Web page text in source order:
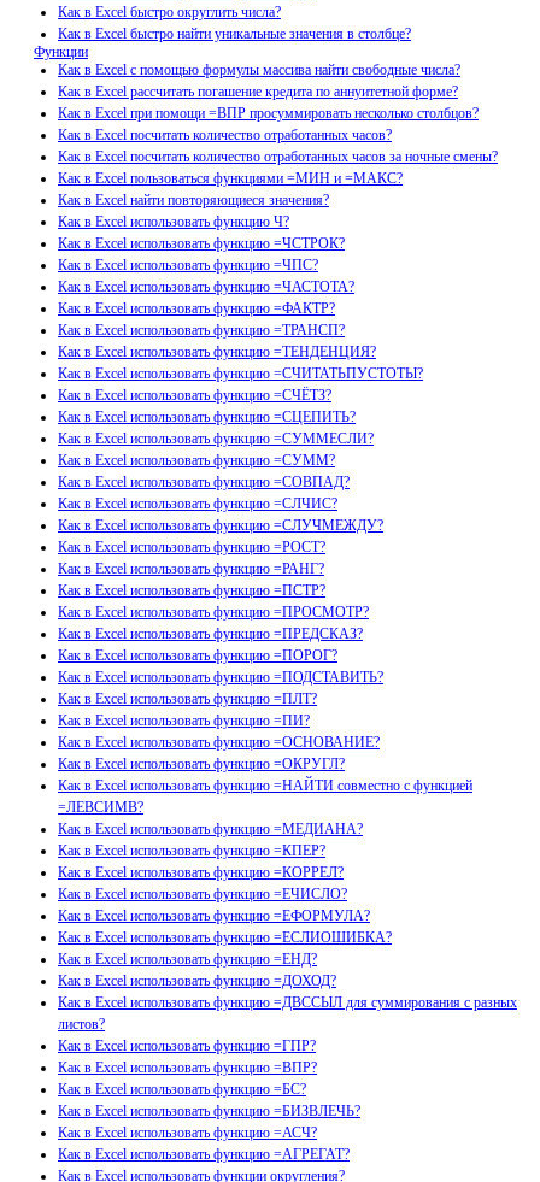
Как в Excel быстро округлить числа?
Как в Excel быстро найти уникальные значения в столбце?
Функции
Как в Excel с помощью формулы массива найти свободные числа?
Как в Excel рассчитать погашение кредита по аннуитетной форме?
Как в Excel при помощи =ВПР просуммировать несколько столбцов?
Как в Excel посчитать количество отработанных часов?
Как в Excel посчитать количество отработанных часов за ночные смены?
Как в Excel пользоваться функциями =МИН и =МАКС?
Как в Excel найти повторяющиеся значения?
Как в Excel использовать функцию Ч?
Как в Excel использовать функцию =ЧСТРОК?
Как в Excel использовать функцию =ЧПС?
Как в Excel использовать функцию =ЧАСТОТА?
Как в Excel использовать функцию =ФАКТР?
Как в Excel использовать функцию =ТРАНСП?
Как в Excel использовать функцию =ТЕНДЕНЦИЯ?
Как в Excel использовать функцию =СЧИТАТЬПУСТОТЫ?
Как в Excel использовать функцию =СЧЁТЗ?
Как в Excel использовать функцию =СЦЕПИТЬ?
Как в Excel использовать функцию =СУММЕСЛИ?
Как в Excel использовать функцию =СУММ?
Как в Excel использовать функцию =СОВПАД?
Как в Excel использовать функцию =СЛЧИС?
Как в Excel использовать функцию =СЛУЧМЕЖДУ?
Как в Excel использовать функцию =РОСТ?
Как в Excel использовать функцию =РАНГ?
Как в Excel использовать функцию =ПСТР?
Как в Excel использовать функцию =ПРОСМОТР?
Как в Excel использовать функцию =ПРЕДСКАЗ?
Как в Excel использовать функцию =ПОРОГ?
Как в Excel использовать функцию =ПОДСТАВИТЬ?
Как в Excel использовать функцию =ПЛТ?
Как в Excel использовать функцию =ПИ?
Как в Excel использовать функцию =ОСНОВАНИЕ?
Как в Excel использовать функцию =ОКРУГЛ?
Как в Excel использовать функцию =НАЙТИ совместно с функцией
=ЛЕВСИМВ?
Как в Excel использовать функцию =МЕДИАНА?
Как в Excel использовать функцию =КПЕР?
Как в Excel использовать функцию =КОРРЕЛ?
Как в Excel использовать функцию =ЕЧИСЛО?
Как в Excel использовать функцию =ЕФОРМУЛА?
Как в Excel использовать функцию =ЕСЛИОШИБКА?
Как в Excel использовать функцию =ЕНД?
Как в Excel использовать функцию =ДОХОД?
Как в Excel использовать функцию =ДВССЫЛ для суммирования с разных
листов?
Как в Excel использовать функцию =ГПР?
Как в Excel использовать функцию =ВПР?
Как в Excel использовать функцию =БС?
Как в Excel использовать функцию =БИЗВЛЕЧЬ?
Как в Excel использовать функцию =АСЧ?
Как в Excel использовать функцию =АГРЕГАТ?
Как в Excel использовать функции округления?